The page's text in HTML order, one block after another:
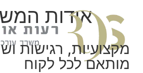
אודות
מקצועיות, רגישות
מותאם לכל לקוח